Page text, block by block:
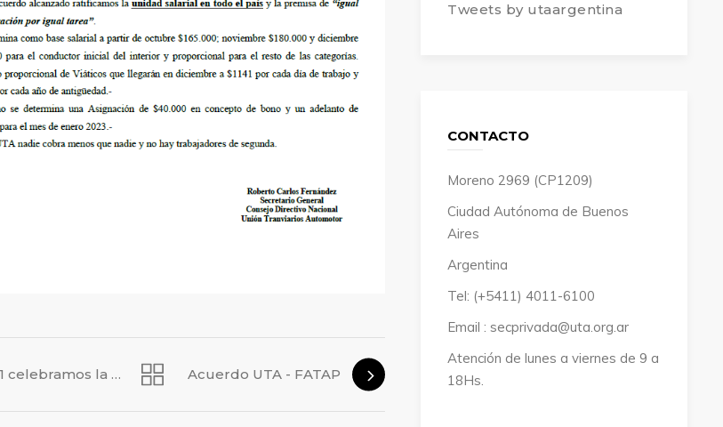
El 6/11 celebramos la segunda jornada del Día de la Niñez y la Familia Acuerdo UTA - FATAP
Tweets by utaargentina
CONTACTO
Moreno 2969 (CP1209)
Ciudad Autónoma de Buenos
Aires
Argentina
Tel: (+5411) 4011-6100
Email : secprivada@uta.org.ar
Atención de lunes a viernes de 9 a
18Hs.